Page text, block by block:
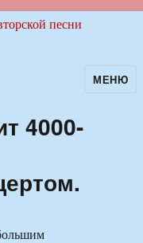
авторскойМЕНЮ
4000-